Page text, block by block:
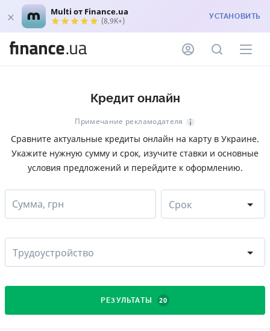
Multi от Finance.ua
(8,9K+) УСТАНОВИТЬ
Кредит онлайн
Примечание рекламодателя
Сравните актуальные кредиты онлайн на карту в Украине.
Укажите нужную сумму и срок, изучите ставки и основные
условия предложений и перейдите к оформлению.
Сумма, грн Срок
Трудоустройство
РЕЗУЛЬТАТЫ 20